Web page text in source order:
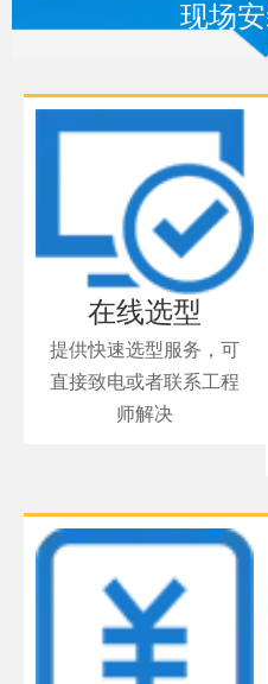
现场
在线选型
提供快速选型服务，可
直接致电或者联系工程
师解决